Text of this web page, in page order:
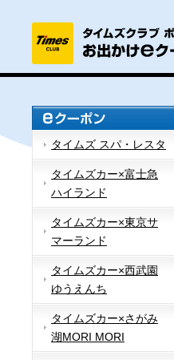
タイムズ スパ・レスタ
タイムズカー×富士急
ハイランド
タイムズカー×東京サ
マーランド
タイムズカー×西武園
ゆうえんち
タイムズカー×さがみ
湖MORI MORI